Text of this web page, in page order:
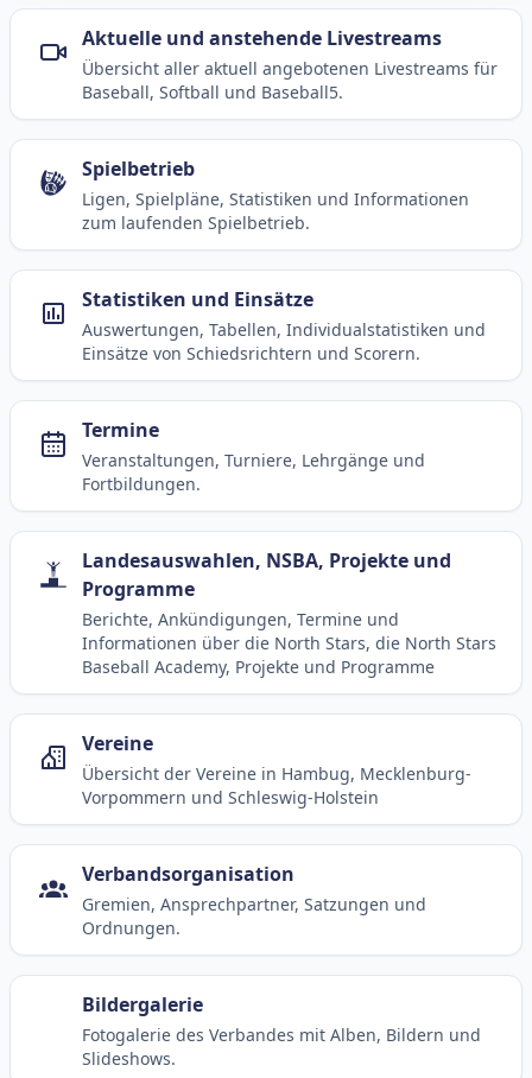
Aktuelle und anstehende Livestreams
Übersicht aller aktuell angebotenen Livestreams für
Baseball, Softball und Baseball5.
Spielbetrieb
Ligen, Spielpläne, Statistiken und Informationen
zum laufenden Spielbetrieb.
Statistiken und Einsätze
Auswertungen, Tabellen, Individualstatistiken und
Einsätze von Schiedsrichtern und Scorern.
Termine
Veranstaltungen, Turniere, Lehrgänge und
Fortbildungen.
Landesauswahlen, NSBA, Projekte und
Programme
Berichte, Ankündigungen, Termine und
Informationen über die North Stars, die North Stars
Baseball Academy, Projekte und Programme
Vereine
Übersicht der Vereine in Hambug, Mecklenburg-
Vorpommern und Schleswig-Holstein
Verbandsorganisation
Gremien, Ansprechpartner, Satzungen und
Ordnungen.
Bildergalerie
Fotogalerie des Verbandes mit Alben, Bildern und
Slideshows.